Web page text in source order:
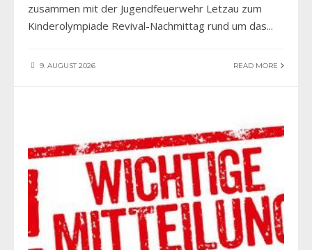
zusammen mit der Jugendfeuerwehr Letzau zum
Kinderolympiade Revival-Nachmittag rund um das...
9. AUGUST 2026 READ MORE